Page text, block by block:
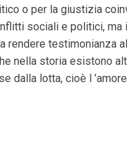
o per la giustizia
sociali e politici, ma
rendere testimonianza
nella storia esistono
dalla lotta, cioè l